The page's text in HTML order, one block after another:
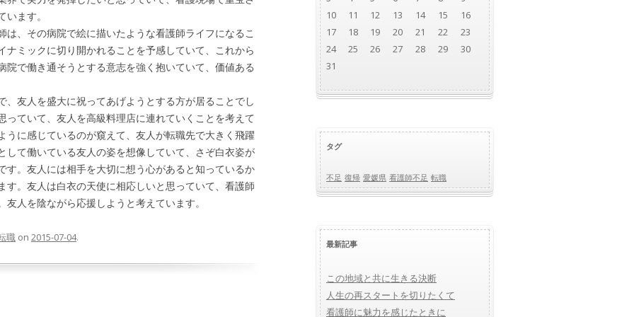
ます。
、その病院で絵に描いたような看護師ライフになるこ
ミックに切り開かれることを予感していて、これから
で働き通そうとする意志を強く抱いていて、価値ある
友人を盛大に祝ってあげようとする方が居ることでし
ていて、友人を高級料理店に連れていくことを考えて
うに感じているのが窺えて、友人が転職先で大きく飛躍
して働いている友人の姿を想像していて、さぞ白衣姿が
す。友人には相手を大切に想う心があると知っているか
す。友人は白衣の天使に相応しいと思っていて、看護師
人を陰ながら応援しようと考えています。
職 on 2015-07-04.
10
11 12 13 14 15
16
17
18 19 20 21 22
23
24
25 26 27 28 29
30
31
タグ
不足 復帰 愛媛県 看護師不足 転職
最新記事
この地域と共に生きる決断
人生の再スタートを切りたくて
看護師に魅力を感じたときに